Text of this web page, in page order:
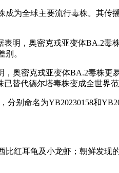
为全球主要流行毒株。其传
明，奥密克戎亚变体BA.2
。
奥密克戎亚变体BA.2毒株
替代德尔塔毒株变成全世界范
别命名为YB20230158和
红耳龟及小龙虾；朝鲜发